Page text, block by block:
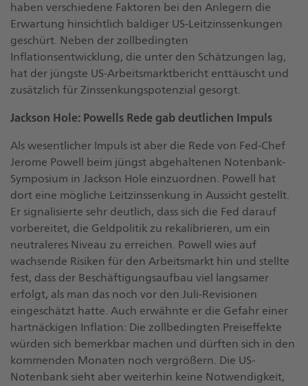
haben verschiedene Faktoren bei den Anlegern die
Erwartung hinsichtlich baldiger US-Leitzinssenkungen
geschürt. Neben der zollbedingten
Inflationsentwicklung, die unter den Schätzungen lag,
hat der jüngste US-Arbeitsmarktbericht enttäuscht und
zusätzlich für Zinssenkungspotenzial gesorgt.
Jackson Hole: Powells Rede gab deutlichen Impuls
Als wesentlicher Impuls ist aber die Rede von Fed-Chef
Jerome Powell beim jüngst abgehaltenen Notenbank-
Symposium in Jackson Hole einzuordnen. Powell hat
dort eine mögliche Leitzinssenkung in Aussicht gestellt.
Er signalisierte sehr deutlich, dass sich die Fed darauf
vorbereitet, die Geldpolitik zu rekalibrieren, um ein
neutraleres Niveau zu erreichen. Powell wies auf
wachsende Risiken für den Arbeitsmarkt hin und stellte
fest, dass der Beschäftigungsaufbau viel langsamer
erfolgt, als man das noch vor den Juli-Revisionen
eingeschätzt hatte. Auch erwähnte er die Gefahr einer
hartnäckigen Inflation: Die zollbedingten Preiseffekte
würden sich bemerkbar machen und dürften sich in den
kommenden Monaten noch vergrößern. Die US-
Notenbank sieht aber weiterhin keine Notwendigkeit,